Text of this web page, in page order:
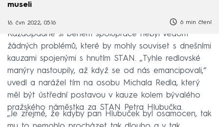
museli
16. čvn 2022, 05:16 6 min čtení
Každopádně si během spolupráce nebyl vědom
žádných problémů, které by mohly souviset s dnešními
kauzami spojenými s hnutím STAN. „Tyhle redlovské
manýry nastoupily, až když se od nás emancipovali,“
uvedl a narážel tím na osobu Michala Redla, který
měl být ústřední postavou v kauze kolem bývalého
pražského náměstka za STAN Petra Hlubučka.
„Je zřejmé, že kdyby pan Hlubuček byl osamocen, tak